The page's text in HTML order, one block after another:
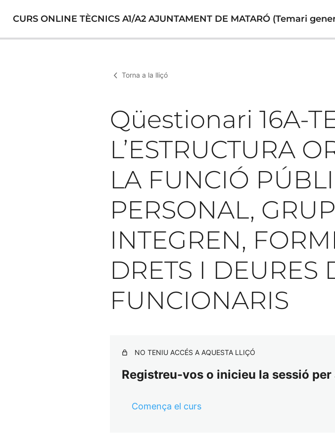
CURS ONLINE TÈCNICS A1/A2 AJUNTAMENT DE MATARÓ (Temari
Torna a la lliçó
Qüestionari 16A-
L’ESTRUCTURA
LA FUNCIÓ
PERSONAL,
INTEGREN,
DRETS I DEURES
FUNCIONARIS
NO TENIU ACCÉS A AQUESTA LLIÇÓ
Registreu-vos o inicieu la sessió
Comença el curs